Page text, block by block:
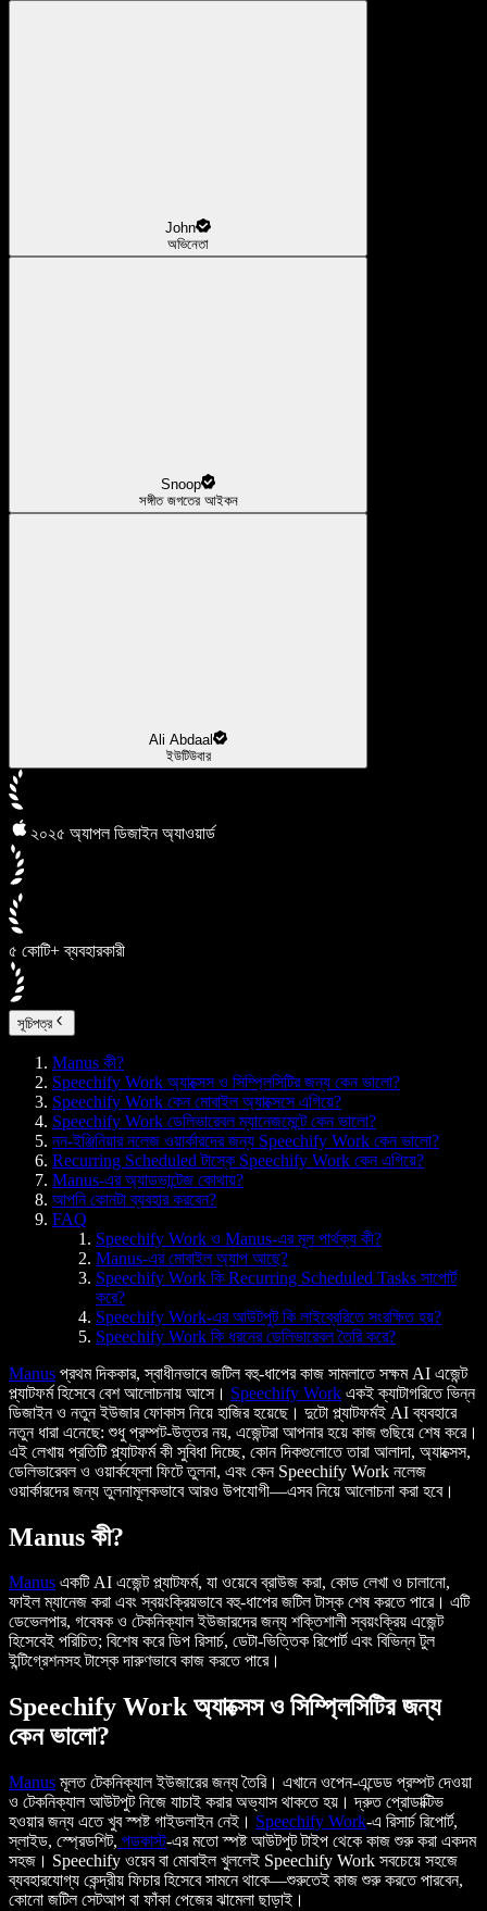
John
অভিনেতা
Snoop
সঙ্গীত জগতের আইকন
Ali Abdaal
ইউটিউবার
২০২৫ অ্যাপল ডিজাইন অ্যাওয়ার্ড
৫ কোটি+ ব্যবহারকারী
সূচিপত্র
Manus কী?
Speechify Work অ্যাক্সেস ও সিম্প্লিসিটির জন্য কেন ভালো?
Speechify Work কেন মোবাইল অ্যাক্সেসে এগিয়ে?
Speechify Work ডেলিভারেবল ম্যানেজমেন্টে কেন ভালো?
নন-ইঞ্জিনিয়ার নলেজ ওয়ার্কারদের জন্য Speechify Work কেন ভালো?
Recurring Scheduled টাস্কে Speechify Work কেন এগিয়ে?
Manus-এর অ্যাডভান্টেজ কোথায়?
আপনি কোনটা ব্যবহার করবেন?
FAQ
Speechify Work ও Manus-এর মূল পার্থক্য কী?
Manus-এর মোবাইল অ্যাপ আছে?
Speechify Work কি Recurring Scheduled Tasks সাপোর্ট
করে?
Speechify Work-এর আউটপুট কি লাইব্রেরিতে সংরক্ষিত হয়?
Speechify Work কি ধরনের ডেলিভারেবল তৈরি করে?
Manus প্রথম দিককার, স্বাধীনভাবে জটিল বহু-ধাপের কাজ সামলাতে সক্ষম AI এজেন্ট
প্ল্যাটফর্ম হিসেবে বেশ আলোচনায় আসে। Speechify Work একই ক্যাটাগরিতে ভিন্ন
ডিজাইন ও নতুন ইউজার ফোকাস নিয়ে হাজির হয়েছে। দুটো প্ল্যাটফর্মই AI ব্যবহারে
নতুন ধারা এনেছে: শুধু প্রম্পট-উত্তর নয়, এজেন্টরা আপনার হয়ে কাজ গুছিয়ে শেষ করে।
এই লেখায় প্রতিটি প্ল্যাটফর্ম কী সুবিধা দিচ্ছে, কোন দিকগুলোতে তারা আলাদা, অ্যাক্সেস,
ডেলিভারেবল ও ওয়ার্কফ্লো ফিটে তুলনা, এবং কেন Speechify Work নলেজ
ওয়ার্কারদের জন্য তুলনামূলকভাবে আরও উপযোগী—এসব নিয়ে আলোচনা করা হবে।
Manus কী?
Manus একটি AI এজেন্ট প্ল্যাটফর্ম, যা ওয়েবে ব্রাউজ করা, কোড লেখা ও চালানো,
ফাইল ম্যানেজ করা এবং স্বয়ংক্রিয়ভাবে বহু-ধাপের জটিল টাস্ক শেষ করতে পারে। এটি
ডেভেলপার, গবেষক ও টেকনিক্যাল ইউজারদের জন্য শক্তিশালী স্বয়ংক্রিয় এজেন্ট
হিসেবেই পরিচিত; বিশেষ করে ডিপ রিসার্চ, ডেটা-ভিত্তিক রিপোর্ট এবং বিভিন্ন টুল
ইন্টিগ্রেশনসহ টাস্কে দারুণভাবে কাজ করতে পারে।
Speechify Work অ্যাক্সেস ও সিম্প্লিসিটির জন্য
কেন ভালো?
Manus মূলত টেকনিক্যাল ইউজারের জন্য তৈরি। এখানে ওপেন-এন্ডেড প্রম্পট দেওয়া
ও টেকনিক্যাল আউটপুট নিজে যাচাই করার অভ্যাস থাকতে হয়। দ্রুত প্রোডাক্টিভ
হওয়ার জন্য এতে খুব স্পষ্ট গাইডলাইন নেই। Speechify Work-এ রিসার্চ রিপোর্ট,
স্লাইড, স্প্রেডশিট, পডকাস্ট-এর মতো স্পষ্ট আউটপুট টাইপ থেকে কাজ শুরু করা একদম
সহজ। Speechify ওয়েব বা মোবাইল খুললেই Speechify Work সবচেয়ে সহজে
ব্যবহারযোগ্য কেন্দ্রীয় ফিচার হিসেবে সামনে থাকে—শুরুতেই কাজ শুরু করতে পারবেন,
কোনো জটিল সেটআপ বা ফাঁকা পেজের ঝামেলা ছাড়াই।